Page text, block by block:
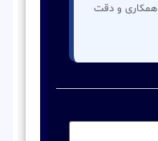
همکاری و دقت